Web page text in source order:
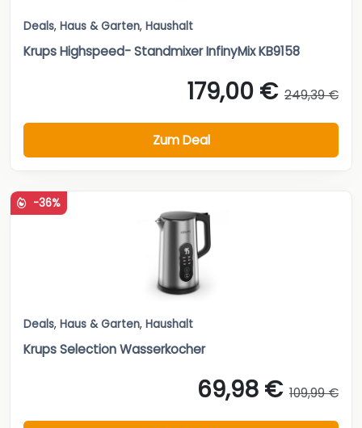
Deals, Haus & Garten, Haushalt
Krups Highspeed- Standmixer InfinyMix KB9158
179,00 € 249,39 €
Zum Deal
-36%
Deals, Haus & Garten, Haushalt
Krups Selection Wasserkocher
69,98 € 109,99 €